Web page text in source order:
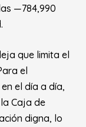
—784,990
que limita el
el
el día a día,
Caja de
digna, lo